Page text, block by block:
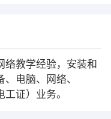
络教学经验，安装和
电脑、网络、
证）业务。